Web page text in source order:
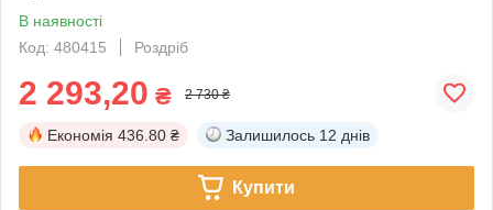
В наявності
Код: 480415
Роздріб
2 293,20 ₴ 2 730 ₴
Економія 436.80 ₴ Залишилось 12 днів
Купити